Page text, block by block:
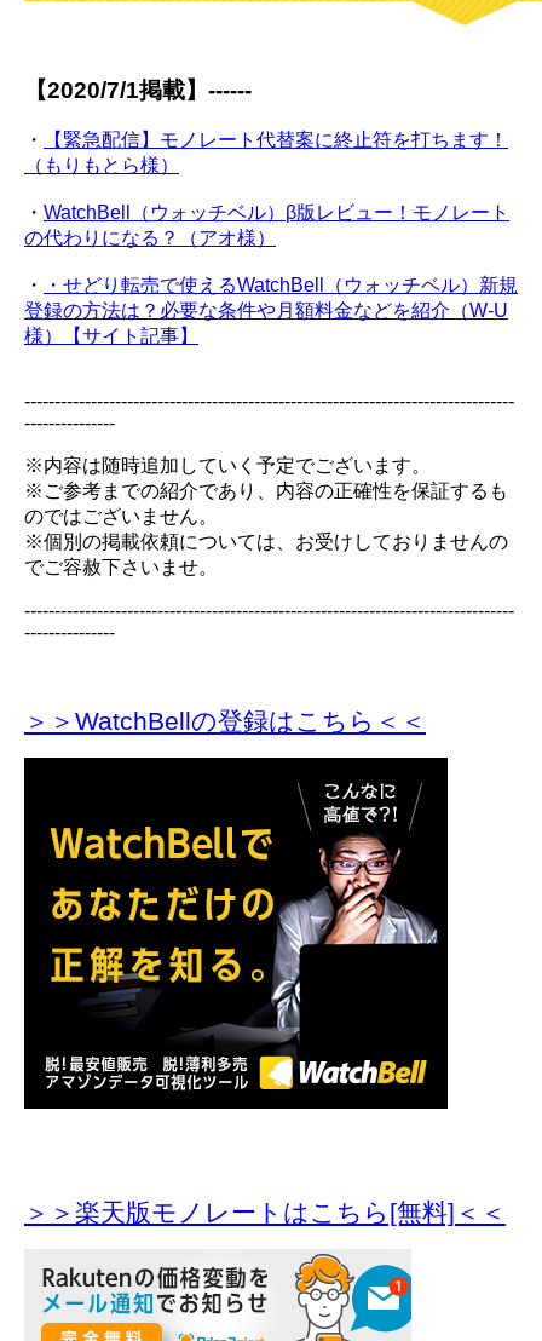
【2020/7/1掲載】------
・
【緊急配信】モノレート代替案に終止符を打ちます！
（もりもとら様）
・ WatchBell（ウォッチベル）β版レビュー！モノレート
の代わりになる？（アオ様）
・
・せどり転売で使えるWatchBell（ウォッチベル）新規
登録の方法は？必要な条件や月額料金などを紹介（W-U
様）【サイト記事】
---------------------------------------------------------------------------------
---------------
※内容は随時追加していく予定でございます。
※ご参考までの紹介であり、内容の正確性を保証するも
のではございません。
※個別の掲載依頼については、お受けしておりませんの
でご容赦下さいませ。
---------------------------------------------------------------------------------
---------------
＞＞WatchBellの登録はこちら＜＜
＞＞楽天版モノレートはこちら[無料]＜＜